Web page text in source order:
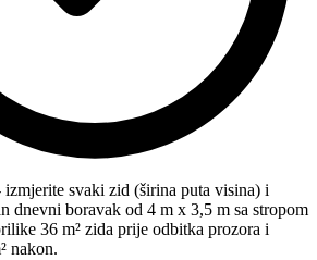
izmjerite svaki zid (širina puta visina) i
dnevni boravak od 4 m x 3,5 m sa stropom
36 m² zida prije odbitka prozora i
nakon.